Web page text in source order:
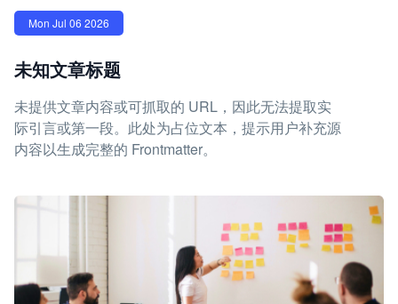
Mon Jul 06 2026
未知文章标题
未提供文章内容或可抓取的 URL，因此无法提取实
际引言或第一段。此处为占位文本，提示用户补充源
内容以生成完整的 Frontmatter。